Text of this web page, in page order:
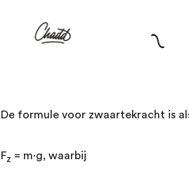
De formule voor zwaartekracht is
Fz = m⋅g, waarbij